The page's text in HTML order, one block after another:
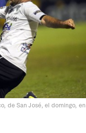
de San José, el domingo, en